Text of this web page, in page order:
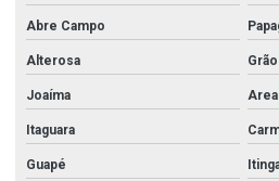
Abre Campo
Alterosa
Joaíma
Itaguara
Guapé